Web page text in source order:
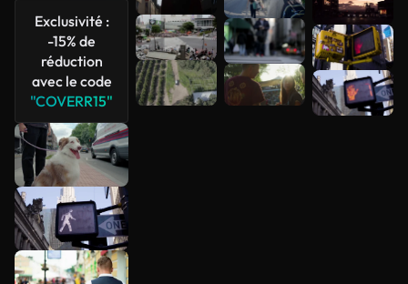
Exclusivité :
-15% de
réduction
avec le code
"COVERR15"
Voir plus